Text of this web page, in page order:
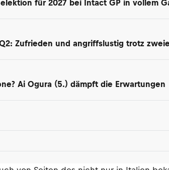
für 2027 bei Intact GP in vollem
Zufrieden und angriffslustig trotz
Ai Ogura (5.) dämpft die Erwartungen